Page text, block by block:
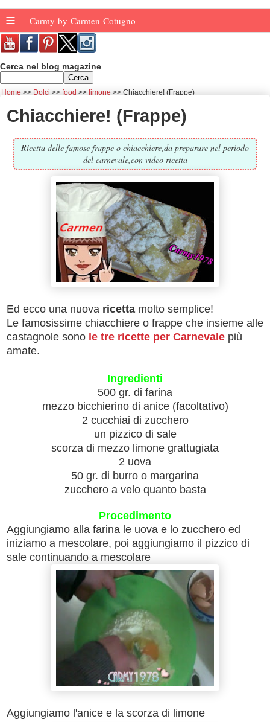
≡ Carmy by Carmen Cotugno
Cerca nel blog magazine
Home Dolci food limone Chiacchiere! (Frappe)
Chiacchiere! (Frappe)
Ricetta delle famose frappe o chiacchiere,da preparare nel periodo
del carnevale,con video ricetta
Ed ecco una nuova ricetta molto semplice!
Le famosissime chiacchiere o frappe che insieme alle
castagnole sono le tre ricette per Carnevale più
amate.
Ingredienti
500 gr. di farina
mezzo bicchierino di anice (facoltativo)
2 cucchiai di zucchero
un pizzico di sale
scorza di mezzo limone grattugiata
2 uova
50 gr. di burro o margarina
zucchero a velo quanto basta
Procedimento
Aggiungiamo alla farina le uova e lo zucchero ed
iniziamo a mescolare, poi aggiungiamo il pizzico di
sale continuando a mescolare
Aggiungiamo l'anice e la scorza di limone